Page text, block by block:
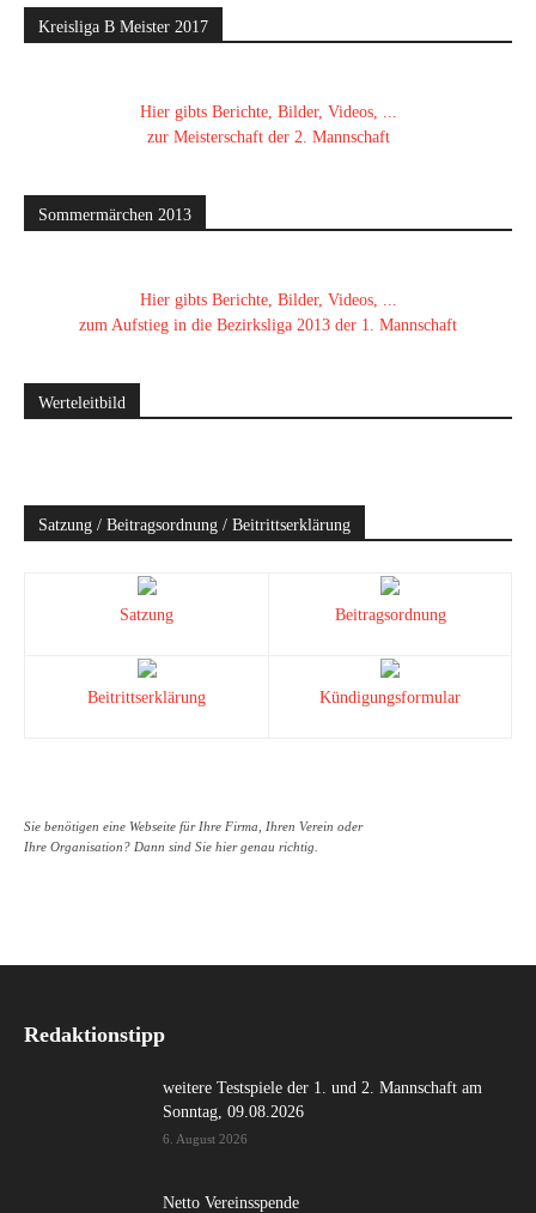
Kreisliga B Meister 2017
Hier gibts Berichte, Bilder, Videos, ...
zur Meisterschaft der 2. Mannschaft
Sommermärchen 2013
Hier gibts Berichte, Bilder, Videos, ...
zum Aufstieg in die Bezirksliga 2013 der 1. Mannschaft
Werteleitbild
Satzung / Beitragsordnung / Beitrittserklärung
Satzung Beitragsordnung
Beitrittserklärung Kündigungsformular
Sie benötigen eine Webseite für Ihre Firma, Ihren Verein oder
Ihre Organisation? Dann sind Sie hier genau richtig.
Redaktionstipp
weitere Testspiele der 1. und 2. Mannschaft am
Sonntag, 09.08.2026
6. August 2026
Netto Vereinsspende